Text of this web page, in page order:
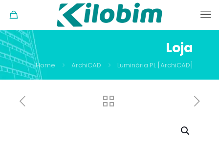
Loja
Home ArchiCAD Luminária PL [ArchiCAD]